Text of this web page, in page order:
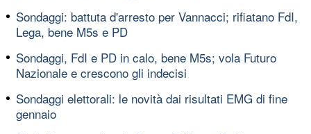
Sondaggi: battuta d'arresto per Vannacci; rifiatano FdI,
Lega, bene M5s e PD
Sondaggi, FdI e PD in calo, bene M5s; vola Futuro
Nazionale e crescono gli indecisi
Sondaggi elettorali: le novità dai risultati EMG di fine
gennaio